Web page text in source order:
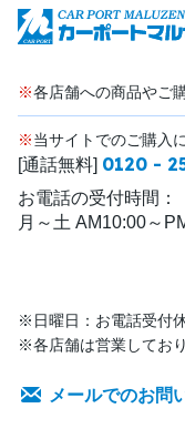
※各店舗への商品やご
※当サイトでのご購入
[通話無料] 0120 -
お電話の受付時間：
月～土 AM10:00～
※日曜日：お電話受付
※各店舗は営業しており
メールでのお問